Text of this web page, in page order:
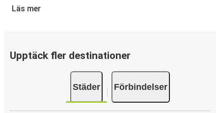
kort, Swish, PayPal, Google Pay och Apple Pay. N/A.
Läs mer
Upptäck fler destinationer
Städer Förbindelser